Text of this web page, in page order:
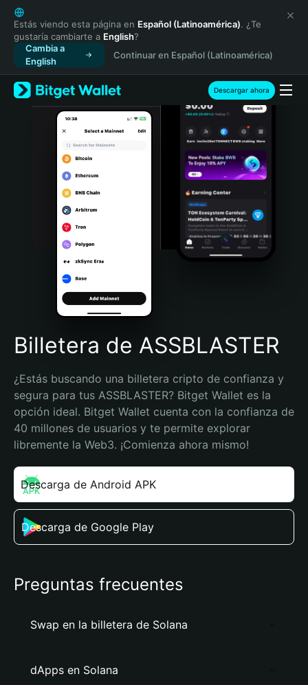
English
日本語
Tiếng Việt
Русский
Español (Latinoamérica)
Türkçe
Italiano
Português (Portugal)
Bahasa Indonesia
Português (Brasil)
Español (Argentina)
Estás viendo esta página en Español (Latinoamérica). ¿Te
gustaría cambiarte a English?
Cambia a
English
Continuar en Español (Latinoamérica)
Descargar ahora
Billetera de ASSBLASTER
¿Estás buscando una billetera cripto de confianza y
segura para tus ASSBLASTER? Bitget Wallet es la
opción ideal. Bitget Wallet cuenta con la confianza de
40 millones de usuarios y te permite explorar
libremente la Web3. ¡Comienza ahora mismo!
Descarga de Android APK
Descarga de Google Play
Preguntas frecuentes
Swap en la billetera de Solana
dApps en Solana